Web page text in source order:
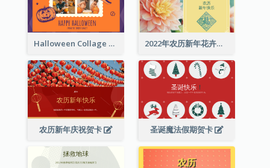
Halloween Collage Greeting Card 2022年农历新年花卉照片贺卡
农历新年庆祝贺卡 圣诞魔法假期贺卡